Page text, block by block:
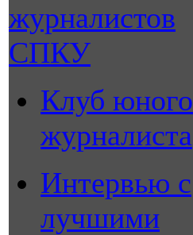
журналистов
СПКУ
Клуб юного
журналиста
Интервью с
лучшими